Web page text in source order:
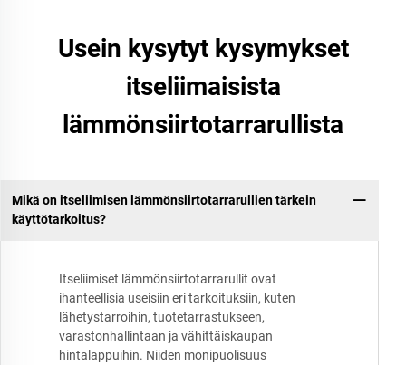
Usein kysytyt kysymykset
itseliimaisista
lämmönsiirtotarrarullista
Mikä on itseliimisen lämmönsiirtotarrarullien tärkein
käyttötarkoitus?
Itseliimiset lämmönsiirtotarrarullit ovat
ihanteellisia useisiin eri tarkoituksiin, kuten
lähetystarroihin, tuotetarrastukseen,
varastonhallintaan ja vähittäiskaupan
hintalappuihin. Niiden monipuolisuus